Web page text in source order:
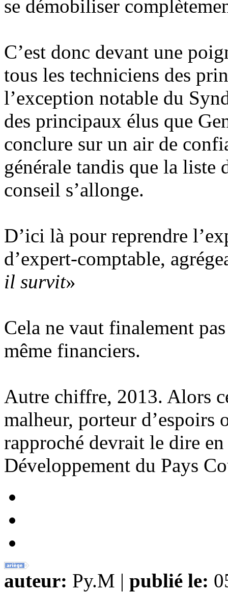
se démobiliser
C’est donc devant une
tous les techniciens des
l’exception notable du
des principaux élus que
conclure sur un air de
générale tandis que la liste
conseil s’allonge.
D’ici là pour reprendre
d’expert-comptable,
il survit»
Cela ne vaut finalement
même financiers.
Autre chiffre, 2013. Alors
malheur, porteur d’espoirs
rapproché devrait le dire
Développement du Pays
auteur: Py.M | publié le: